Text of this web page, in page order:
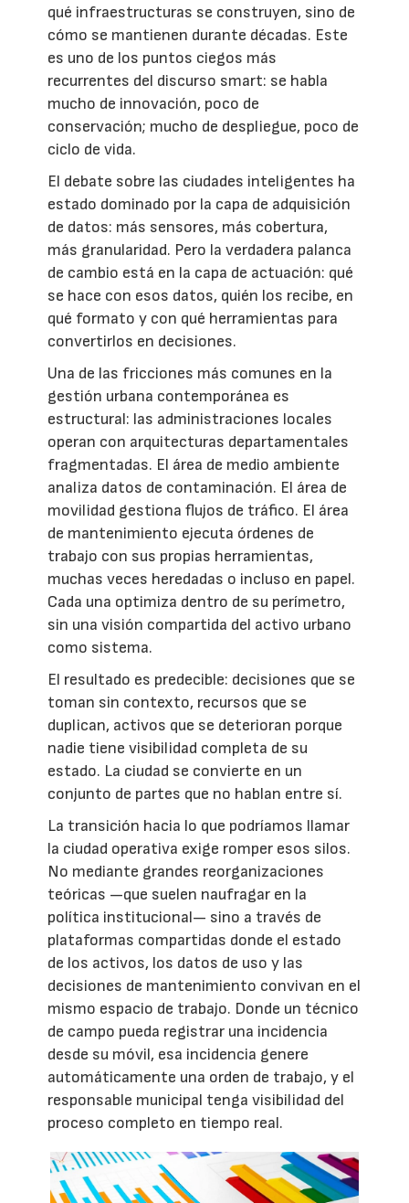
qué infraestructuras se construyen, sino de
cómo se mantienen durante décadas. Este
es uno de los puntos ciegos más
recurrentes del discurso smart: se habla
mucho de innovación, poco de
conservación; mucho de despliegue, poco de
ciclo de vida.
El debate sobre las ciudades inteligentes ha
estado dominado por la capa de adquisición
de datos: más sensores, más cobertura,
más granularidad. Pero la verdadera palanca
de cambio está en la capa de actuación: qué
se hace con esos datos, quién los recibe, en
qué formato y con qué herramientas para
convertirlos en decisiones.
Una de las fricciones más comunes en la
gestión urbana contemporánea es
estructural: las administraciones locales
operan con arquitecturas departamentales
fragmentadas. El área de medio ambiente
analiza datos de contaminación. El área de
movilidad gestiona flujos de tráfico. El área
de mantenimiento ejecuta órdenes de
trabajo con sus propias herramientas,
muchas veces heredadas o incluso en papel.
Cada una optimiza dentro de su perímetro,
sin una visión compartida del activo urbano
como sistema.
El resultado es predecible: decisiones que se
toman sin contexto, recursos que se
duplican, activos que se deterioran porque
nadie tiene visibilidad completa de su
estado. La ciudad se convierte en un
conjunto de partes que no hablan entre sí.
La transición hacia lo que podríamos llamar
la ciudad operativa exige romper esos silos.
No mediante grandes reorganizaciones
teóricas —que suelen naufragar en la
política institucional— sino a través de
plataformas compartidas donde el estado
de los activos, los datos de uso y las
decisiones de mantenimiento convivan en el
mismo espacio de trabajo. Donde un técnico
de campo pueda registrar una incidencia
desde su móvil, esa incidencia genere
automáticamente una orden de trabajo, y el
responsable municipal tenga visibilidad del
proceso completo en tiempo real.